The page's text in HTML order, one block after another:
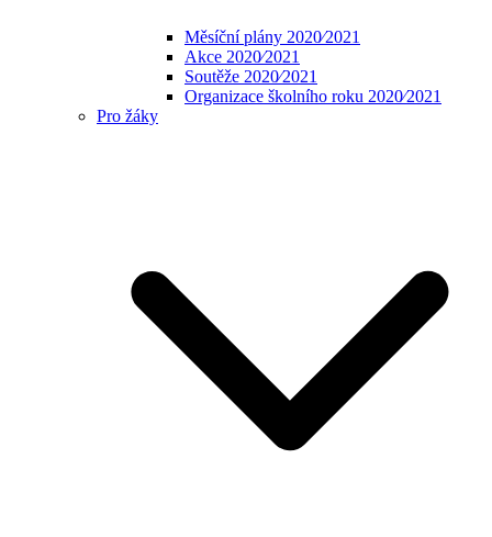
Měsíční plány 2020⁄2021
Akce 2020⁄2021
Soutěže 2020⁄2021
Organizace školního roku 2020⁄2021
Pro žáky